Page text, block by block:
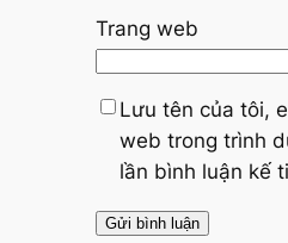
Trang web
Lưu tên của tôi,
web trong trình
lần bình luận kế